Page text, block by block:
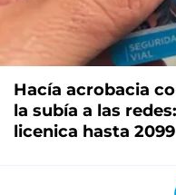
Hacía acrobacia
la subía a las
licenica hasta 2099